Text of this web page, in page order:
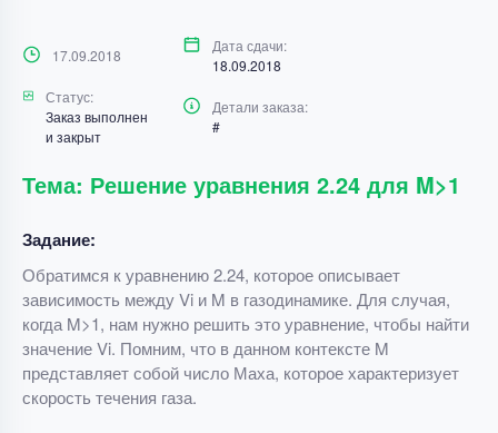
17.09.2018
Дата сдачи:
18.09.2018
Статус:
Заказ выполнен
и закрыт
Детали заказа:
#
Тема: Решение уравнения 2.24 для M>1
Задание:
Обратимся к уравнению 2.24, которое описывает
зависимость между Vi и M в газодинамике. Для случая,
когда M>1, нам нужно решить это уравнение, чтобы найти
значение Vi. Помним, что в данном контексте M
представляет собой число Маха, которое характеризует
скорость течения газа.